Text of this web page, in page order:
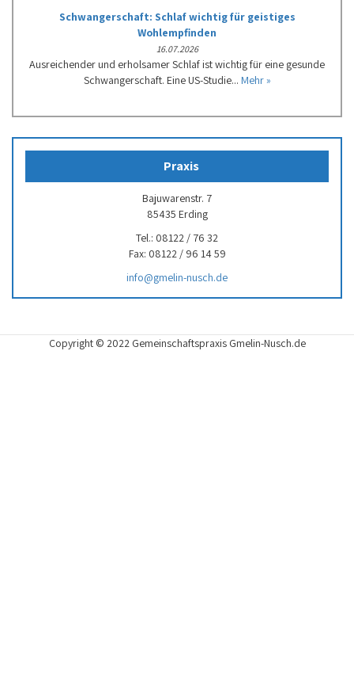
Schwangerschaft: Schlaf wichtig für geistiges
Wohlempfinden
16.07.2026
Ausreichender und erholsamer Schlaf ist wichtig für eine gesunde
Schwangerschaft. Eine US-Studie... Mehr »
Praxis
Bajuwarenstr. 7
85435 Erding
Tel.: 08122 / 76 32
Fax: 08122 / 96 14 59
info@gmelin-nusch.de
Copyright © 2022 Gemeinschaftspraxis Gmelin-Nusch.de